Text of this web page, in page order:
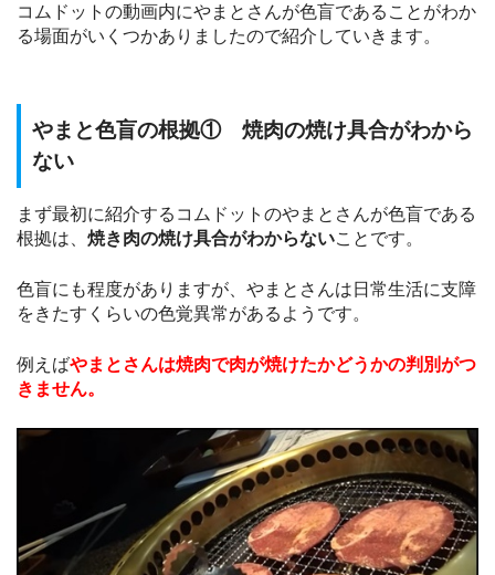
コムドットの動画内にやまとさんが色盲であることがわか
る場面がいくつかありましたので紹介していきます。
やまと色盲の根拠① 焼肉の焼け具合がわから
ない
まず最初に紹介するコムドットのやまとさんが色盲である
根拠は、 焼き肉の焼け具合がわからないことです。
色盲にも程度がありますが、やまとさんは日常生活に支障
をきたすくらいの色覚異常があるようです。
例えばやまとさんは焼肉で肉が焼けたかどうかの判別がつ
きません。